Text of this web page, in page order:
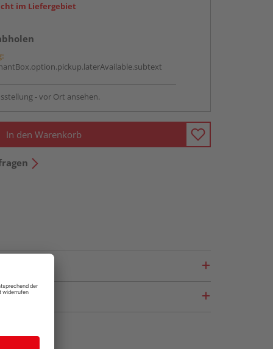
im Liefergebiet
- vor Ort ansehen.
In den Warenkorb